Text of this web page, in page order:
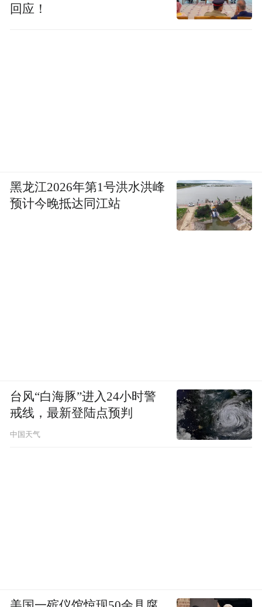
回应！
黑龙江2026年第1号洪水洪峰
预计今晚抵达同江站
台风“白海豚”进入24小时警
戒线，最新登陆点预判
中国天气